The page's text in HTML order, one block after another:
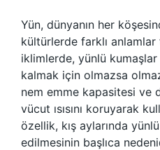
Yün, dünyanın her
kültürlerde farklı anlamlar
iklimlerde, yünlü
kalmak için olmazsa
nem emme kapasitesi ve
vücut ısısını koruyarak
özellik, kış aylarında
edilmesinin başlıca